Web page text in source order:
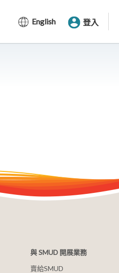
English 登入
與 SMUD 開展業務
賣給SMUD